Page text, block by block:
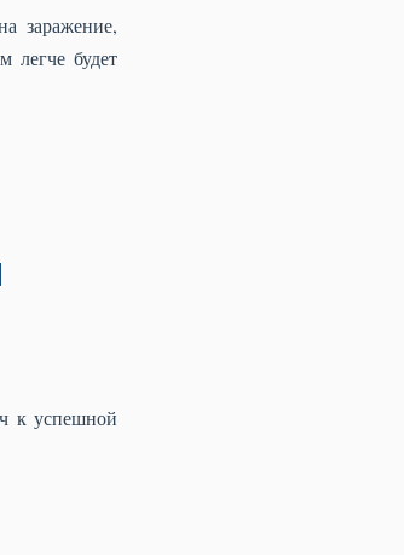
заражение,
легче будет
к успешной